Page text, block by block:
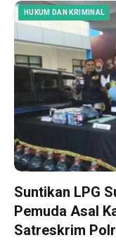
HUKUM DAN KRIMINAL
Suntikan LPG
Pemuda Asal
Satreskrim